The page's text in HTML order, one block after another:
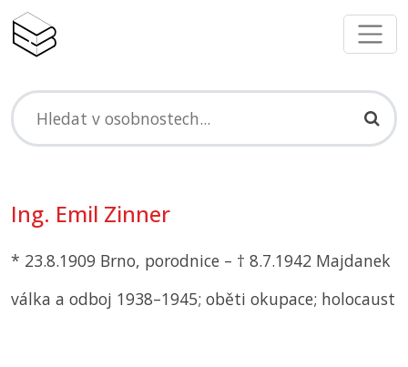
Ing. Emil Zinner
* 23.8.1909 Brno, porodnice – † 8.7.1942 Majdanek
válka a odboj 1938–1945; oběti okupace; holocaust